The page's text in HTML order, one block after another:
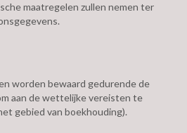
maatregelen zullen nemen ter
worden bewaard gedurende de
aan de wettelijke vereisten te
gebied van boekhouding).